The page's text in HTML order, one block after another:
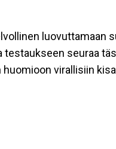
luovuttamaan
seuraa
virallisiin